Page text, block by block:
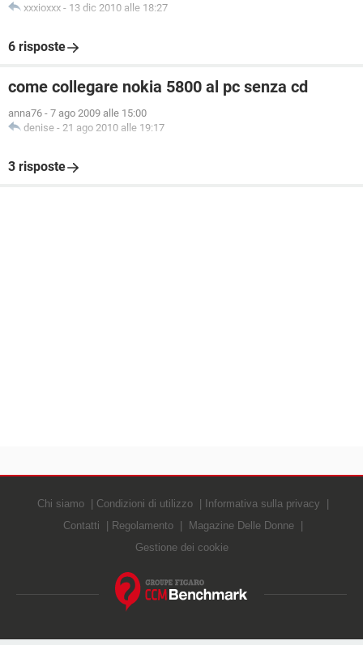
xxxioxxx - 13 dic 2010 alle 18:27
6 risposte
come collegare nokia 5800 al pc senza cd
anna76 - 7 ago 2009 alle 15:00
denise - 21 ago 2010 alle 19:17
3 risposte
Chi siamo Condizioni di utilizzo
Informativa sulla privacy
Contatti
Regolamento
Magazine Delle Donne
Gestione dei cookie